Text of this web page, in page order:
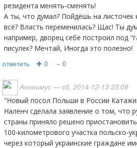
резидента менять-сменять!
А ты, что думал? Пойдёшь на листочек
всё? Власть переменилась? Щас! Ты
например, дворец себе построил под
писулек? Мечтай, Иногда это полезно!
ответить ✚ 0 − 0
Анонимус — сб, 2014-12-13 23:09
"Новый посол Польши в России Катажина Пельчинска-
Наленч сделала заявление о том, что
страны приняло решено
100-километрового участка польско-
через который украинские граждане